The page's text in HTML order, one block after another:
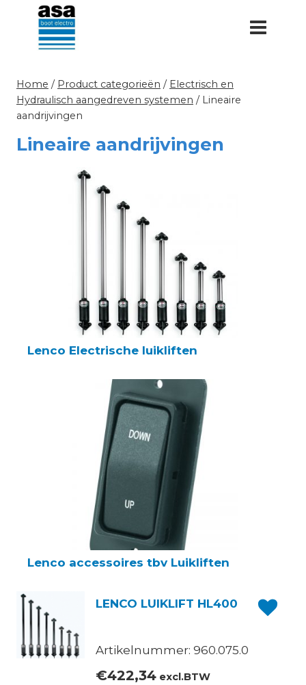
Doorgaan
inhoud
Home / Product categorieën / Electrisch en
Hydraulisch aangedreven systemen / Lineaire
aandrijvingen
Lineaire aandrijvingen
Lenco Electrische luikliften
Lenco accessoires tbv Luikliften
LENCO LUIKLIFT HL400
Artikelnummer: 960.075.0
€422,34excl.BTW